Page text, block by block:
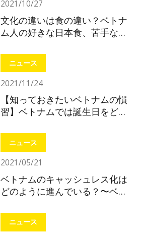
2021/10/27
文化の違いは食の違い？ベトナ
ム人の好きな日本食、苦手な日
ニュース
2021/11/24
【知っておきたいベトナムの慣
習】ベトナムでは誕生日をどう
ニュース
2021/05/21
ベトナムのキャッシュレス化は
どのように進んでいる？〜ベト
ウンド対策〜
ニュース